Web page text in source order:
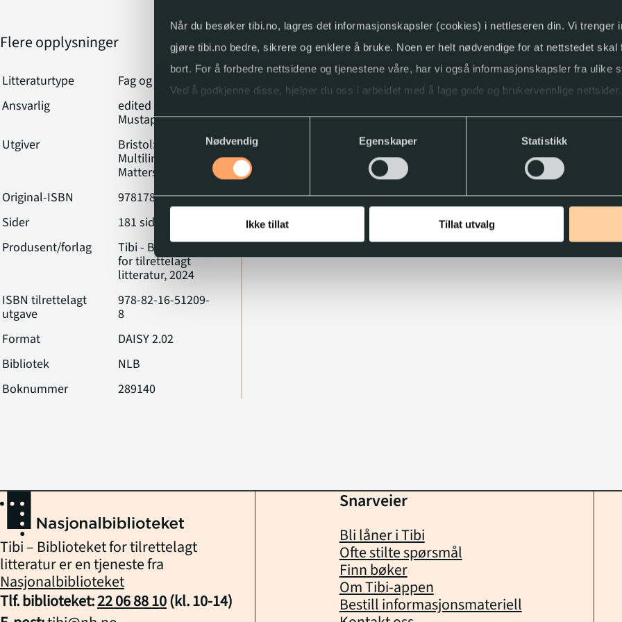
Når du besøker tibi.no, lagres det informasjonskapsler (cookies) i nettleseren din. Vi trenger
gjøre tibi.no bedre, sikrere og enklere å bruke. Noen er helt nødvendige for at nettstedet
bort. For å forbedre nettsidene og tjenestene våre, har vi også informasjonskapsler fra ulike
Ved å godkjenne disse, hjelper du oss i arbeidet med å lage gode og brukervennlige nettsider.
Samtykkevalg
Nødvendig
Egenskaper Statistikk
Ikke tillat Tillat utvalg
Flere opplysninger
Litteraturtype
Fag og fakta
Ansvarlig
edited by
Mustapha Taibi
Utgiver
Bristol:
Multilingual
Matters, 2018
Original-ISBN
9781783099122
Sider
181 sider
Produsent/forlag
Tibi - Biblioteket
for tilrettelagt
litteratur, 2024
ISBN tilrettelagt
utgave
978-82-16-51209-
8
Format
DAISY 2.02
Bibliotek
NLB
Boknummer
289140
Emne
Oversettelse
Tibi – Biblioteket for tilrettelagt
litteratur er en tjeneste fra
Nasjonalbiblioteket
Tlf. biblioteket:22 06 88 10(kl.10-14)
Snarveier
Bli låner i Tibi
Ofte stilte spørsmål
Finn bøker
Om Tibi-appen
Bestill informasjonsmateriell